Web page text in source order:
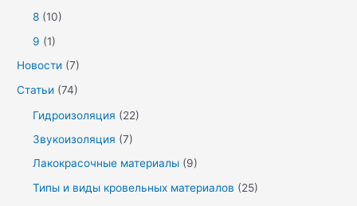
8 (10)
9 (1)
Новости (7)
Статьи (74)
Гидроизоляция (22)
Звукоизоляция (7)
Лакокрасочные материалы (9)
Типы и виды кровельных материалов (25)